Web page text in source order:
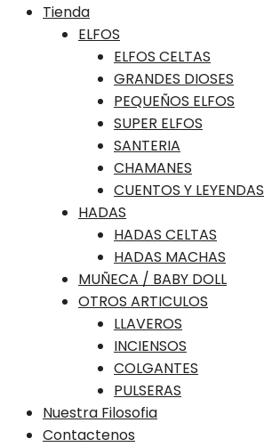
Skip Tienda
ELFOS
ELFOS CELTAS
GRANDES DIOSES
PEQUEÑOS ELFOS
SUPER ELFOS
SANTERIA
CHAMANES
CUENTOS Y LEYENDAS
HADAS
HADAS CELTAS
HADAS MACHAS
MUÑECA / BABY DOLL
OTROS ARTICULOS
LLAVEROS
INCIENSOS
COLGANTES
PULSERAS
Nuestra Filosofia
Contactenos